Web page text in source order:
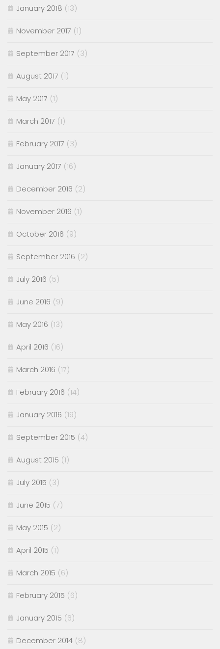
January 2018 (13)
November 2017 (1)
September 2017 (3)
August 2017 (1)
May 2017 (1)
March 2017 (1)
February 2017 (3)
January 2017 (16)
December 2016 (2)
November 2016 (1)
October 2016 (9)
September 2016 (2)
July 2016 (5)
June 2016 (9)
May 2016 (13)
April 2016 (16)
March 2016 (17)
February 2016 (14)
January 2016 (19)
September 2015 (4)
August 2015 (1)
July 2015 (3)
June 2015 (7)
May 2015 (2)
April 2015 (1)
March 2015 (6)
February 2015 (6)
January 2015 (6)
December 2014 (8)